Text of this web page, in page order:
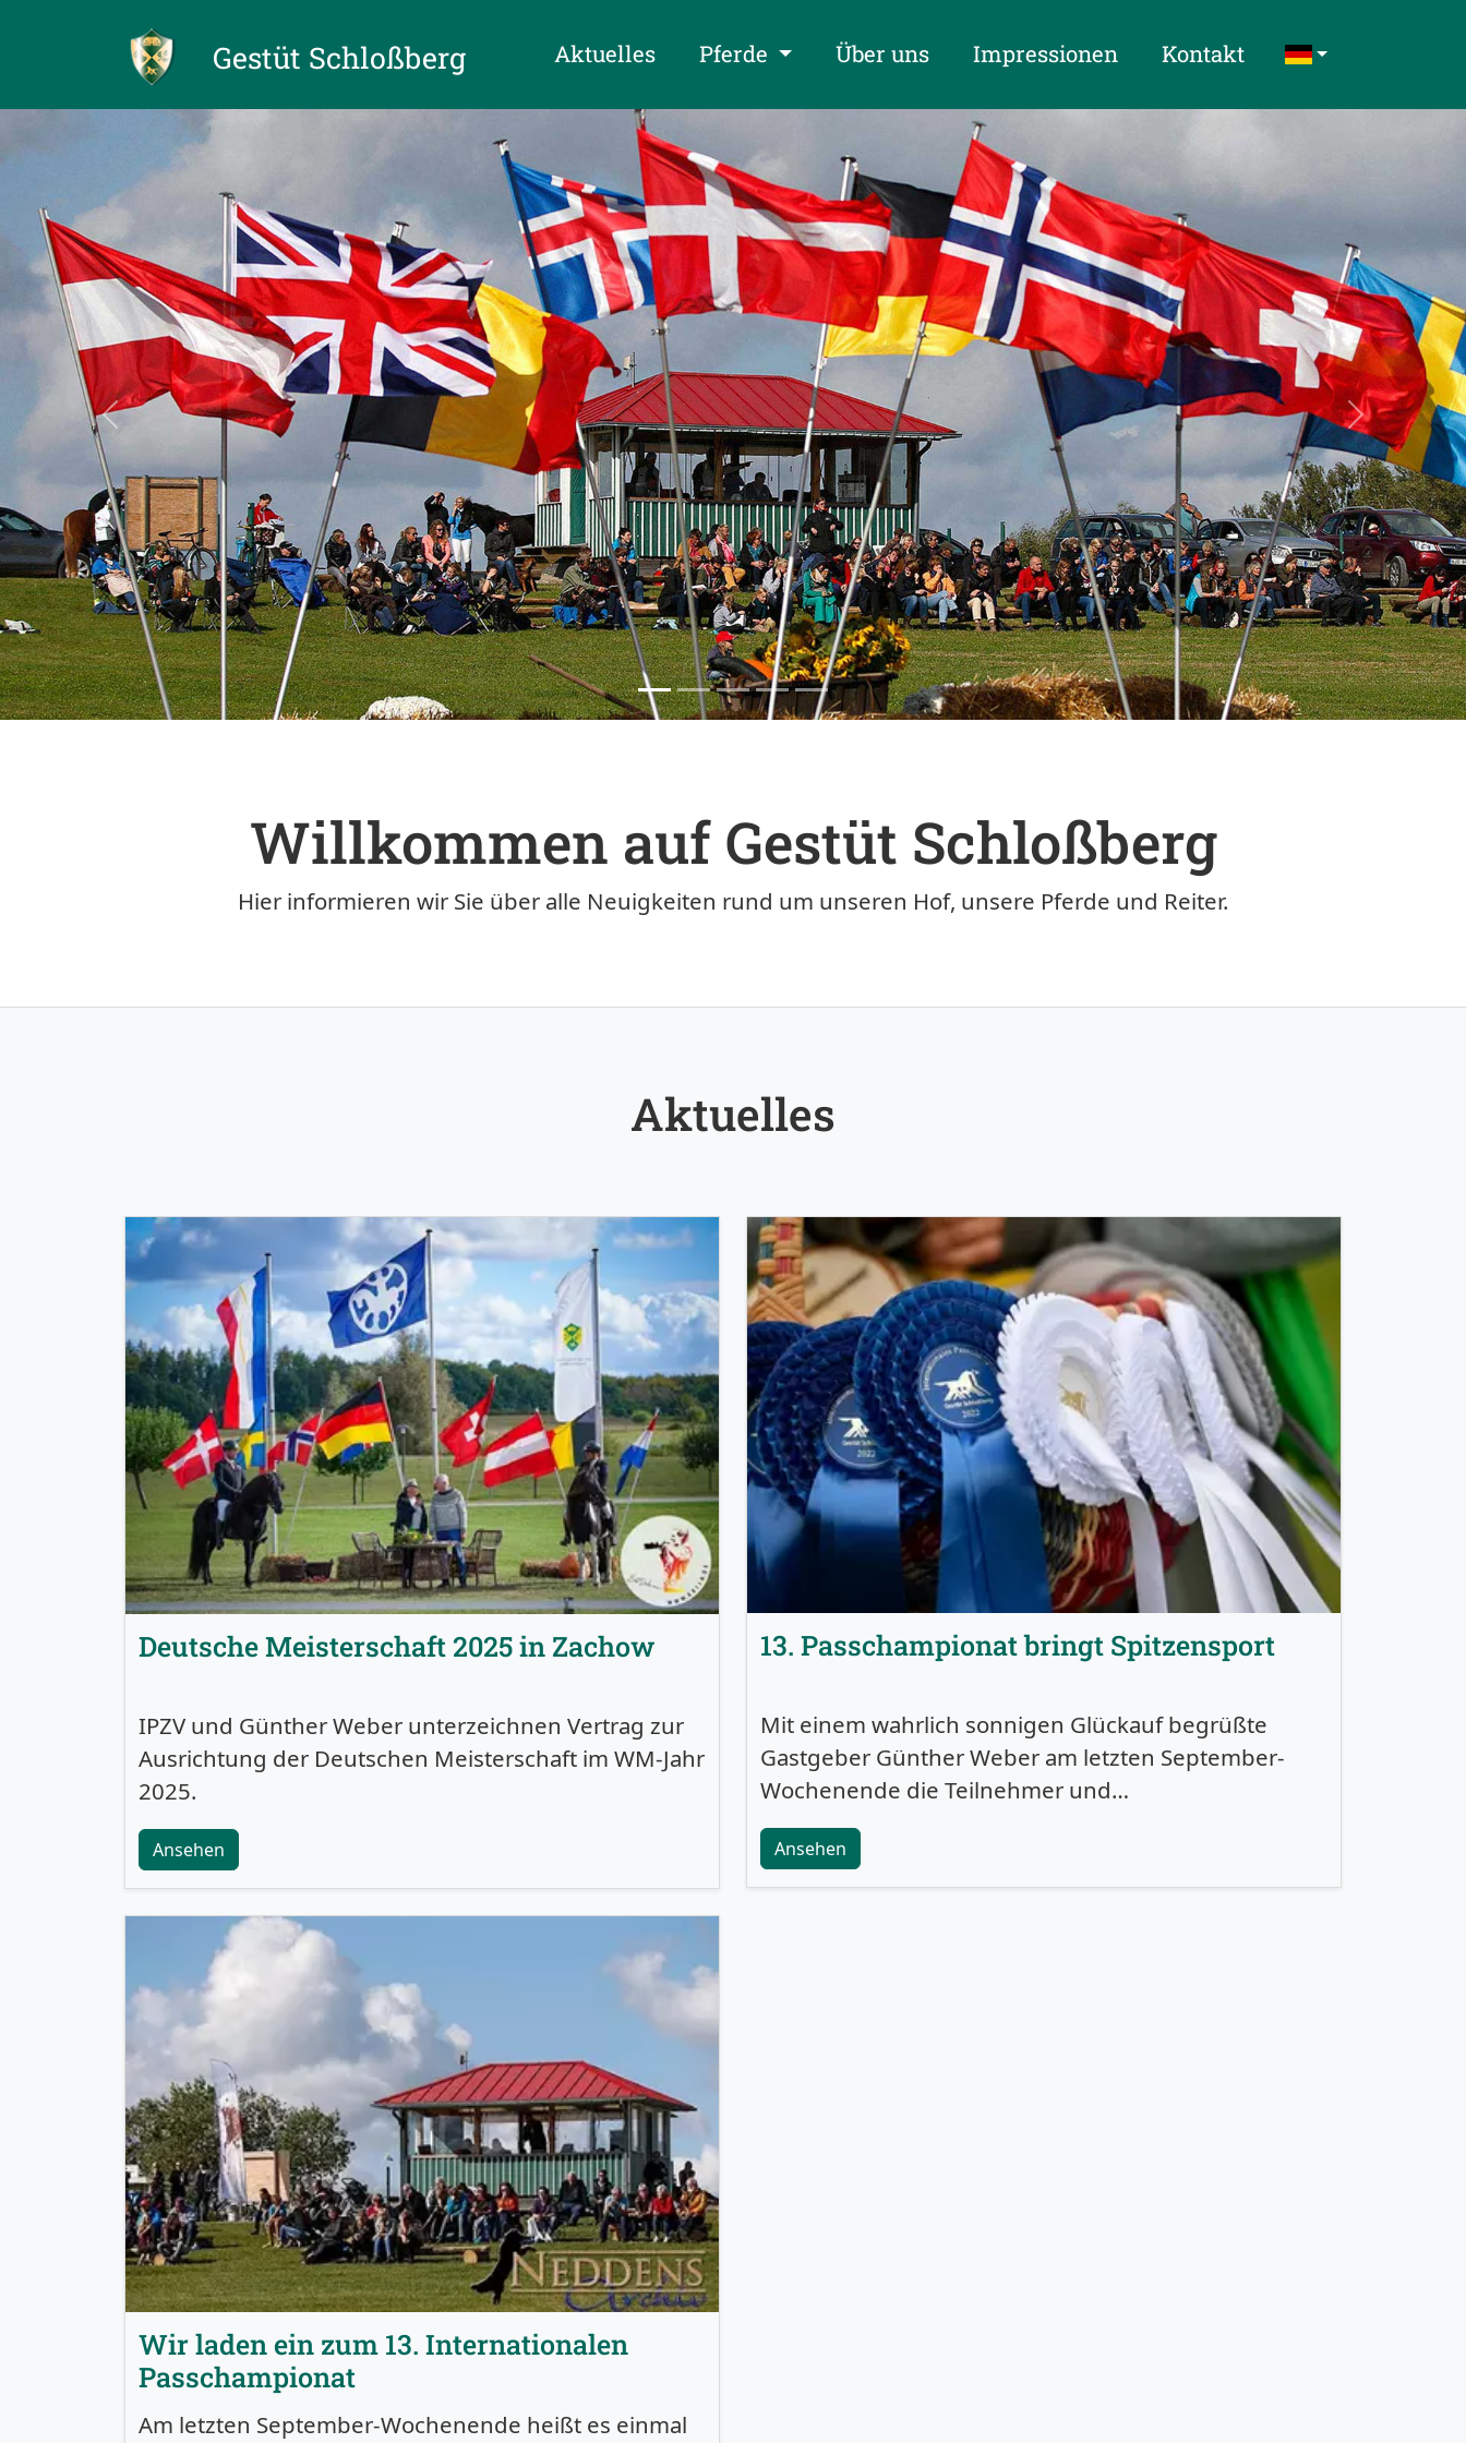
Gestüt Schloßberg Aktuelles Pferde Über uns Impressionen Kontakt
Previous Next
Willkommen auf Gestüt Schloßberg
Hier informieren wir Sie über alle Neuigkeiten rund um unseren Hof, unsere Pferde und Reiter.
Aktuelles
Deutsche Meisterschaft 2025 in Zachow
IPZV und Günther Weber unterzeichnen Vertrag zur
Ausrichtung der Deutschen Meisterschaft im WM-Jahr
2025.
Ansehen
13. Passchampionat bringt Spitzensport
Mit einem wahrlich sonnigen Glückauf begrüßte
Gastgeber Günther Weber am letzten September-
Wochenende die Teilnehmer und…
Ansehen
Wir laden ein zum 13. Internationalen
Passchampionat
Am letzten September-Wochenende heißt es einmal